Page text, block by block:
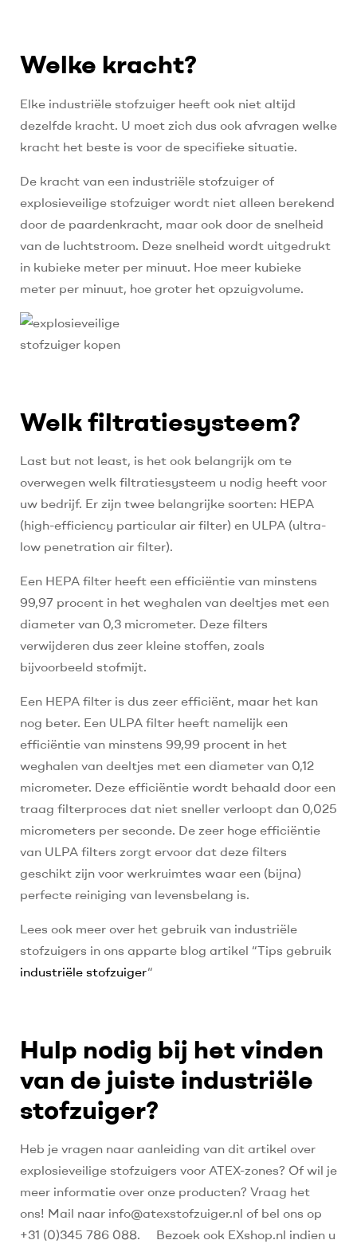
Welke kracht?
Elke industriële stofzuiger heeft ook niet altijd
dezelfde kracht. U moet zich dus ook afvragen welke
kracht het beste is voor de specifieke situatie.
De kracht van een industriële stofzuiger of
explosieveilige stofzuiger wordt niet alleen berekend
door de paardenkracht, maar ook door de snelheid
van de luchtstroom. Deze snelheid wordt uitgedrukt
in kubieke meter per minuut. Hoe meer kubieke
meter per minuut, hoe groter het opzuigvolume.
Welk filtratiesysteem?
Last but not least, is het ook belangrijk om te
overwegen welk filtratiesysteem u nodig heeft voor
uw bedrijf. Er zijn twee belangrijke soorten: HEPA
(high-efficiency particular air filter) en ULPA (ultra-
low penetration air filter).
Een HEPA filter heeft een efficiëntie van minstens
99,97 procent in het weghalen van deeltjes met een
diameter van 0,3 micrometer. Deze filters
verwijderen dus zeer kleine stoffen, zoals
bijvoorbeeld stofmijt.
Een HEPA filter is dus zeer efficiënt, maar het kan
nog beter. Een ULPA filter heeft namelijk een
efficiëntie van minstens 99,99 procent in het
weghalen van deeltjes met een diameter van 0,12
micrometer. Deze efficiëntie wordt behaald door een
traag filterproces dat niet sneller verloopt dan 0,025
micrometers per seconde. De zeer hoge efficiëntie
van ULPA filters zorgt ervoor dat deze filters
geschikt zijn voor werkruimtes waar een (bijna)
perfecte reiniging van levensbelang is.
Lees ook meer over het gebruik van industriële
stofzuigers in ons apparte blog artikel “Tips gebruik
industriële stofzuiger“
Hulp nodig bij het vinden
van de juiste industriële
stofzuiger?
Heb je vragen naar aanleiding van dit artikel over
explosieveilige stofzuigers voor ATEX-zones? Of wil je
meer informatie over onze producten? Vraag het
ons! Mail naar info@atexstofzuiger.nl of bel ons op
+31 (0)345 786 088. Bezoek ook EXshop.nl indien u